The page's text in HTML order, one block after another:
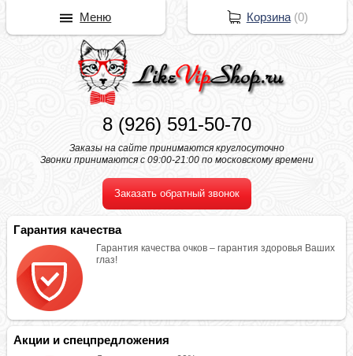
8 (926) 591-50-70
Заказы на сайте принимаются круглосуточно
Звонки принимаются с 09:00-21:00 по московскому времени
Заказать обратный звонок
Гарантия качества
Гарантия качества очков – гарантия здоровья Ваших
глаз!
Акции и спецпредложения
Корзина(0)
Меню